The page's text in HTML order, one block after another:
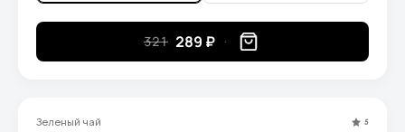
321 289 ₽
Зеленый чай 5